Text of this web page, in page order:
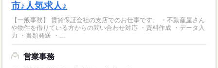
市♪人気求人♪
【一般事務】 賃貸保証会社の支店でのお仕事です。 ・不動産屋さん
や物件を借りている方からの問い合わせ対応 ・資料作成 ・データ入
力 ・書類発送 ・...
営業事務